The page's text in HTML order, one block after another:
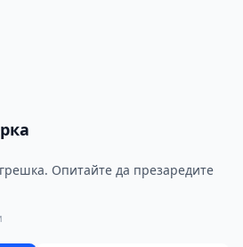
Опитайте да презаредите